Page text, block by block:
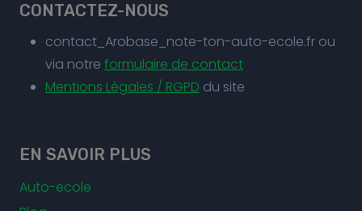
CONTACTEZ-NOUS
contact_Arobase_note-ton-auto-ecole.fr ou
via notre formulaire de contact
Mentions Légales / RGPD du site
EN SAVOIR PLUS
Auto-ecole